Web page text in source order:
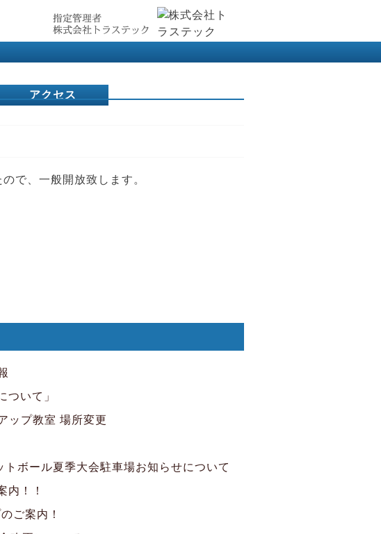
アクセス
で、一般開放致します。
ついて」
ップ教室 場所変更
ボール夏季大会駐車場お知らせについて
内！！
ご案内！